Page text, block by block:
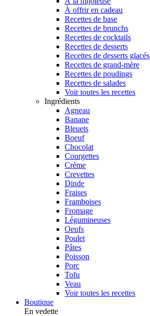
À offrir en cadeau
Recettes de base
Recettes de brunchs
Recettes de cocktails
Recettes de desserts
Recettes de desserts glacés
Recettes de grand-mère
Recettes de poudings
Recettes de salades
Voir toutes les recettes
Ingrédients
Agneau
Banane
Bleuets
Boeuf
Chocolat
Courgettes
Crème
Crevettes
Dinde
Fraises
Framboises
Fromage
Légumineuses
Oeufs
Poulet
Pâtes
Poisson
Porc
Tofu
Veau
Voir toutes les recettes
Boutique
En vedette